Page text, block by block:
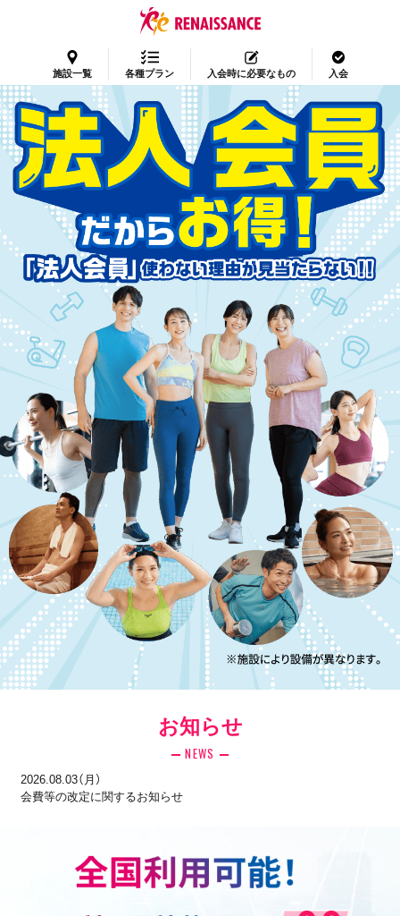
施設一覧 各種プラン 入会時に必要なもの 入会
お知らせ
NEWS
2026.08.03（月）
会費等の改定に関するお知らせ